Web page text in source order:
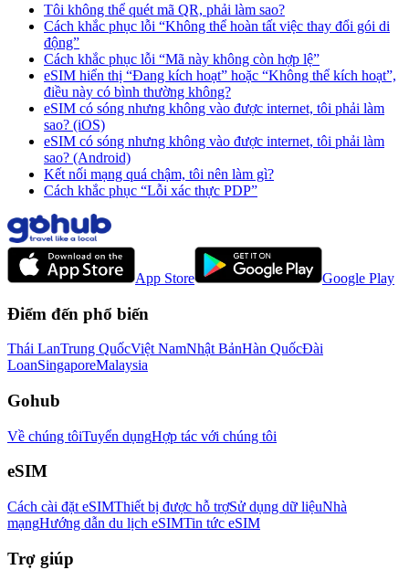
Tôi không thể quét mã QR, phải làm sao?
Cách khắc phục lỗi “Không thể hoàn tất việc thay đổi gói di
động”
Cách khắc phục lỗi “Mã này không còn hợp lệ”
eSIM hiển thị “Đang kích hoạt” hoặc “Không thể kích hoạt”,
điều này có bình thường không?
eSIM có sóng nhưng không vào được internet, tôi phải làm
sao? (iOS)
eSIM có sóng nhưng không vào được internet, tôi phải làm
sao? (Android)
Kết nối mạng quá chậm, tôi nên làm gì?
Cách khắc phục “Lỗi xác thực PDP”
App Store Google Play
Điểm đến phổ biến
Thái LanTrung QuốcViệt NamNhật BảnHàn QuốcĐài
LoanSingaporeMalaysia
Gohub
Về chúng tôiTuyển dụngHợp tác với chúng tôi
eSIM
Cách cài đặt eSIMThiết bị được hỗ trợSử dụng dữ liệuNhà
mạngHướng dẫn du lịch eSIMTin tức eSIM
Trợ giúp